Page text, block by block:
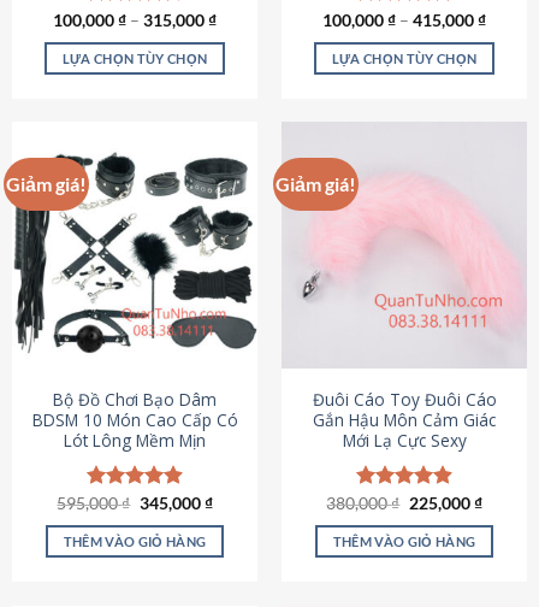
phẩm
Được xếp
hạng4.33
5 sao
100,000₫ – 315,000₫
LỰA CHỌN TÙY CHỌN
có
nhiều
biến
thể.
Các
tùy
chọn
có
chọn
trên
trang
sản
phẩm
Được xếp
hạng4.94
5 sao
100,000₫ – 415,000₫
LỰA CHỌN TÙY CHỌN
biến
thể.
chọn
chọn
trên
trang
sản
phẩm
Giảm giá!
Bộ Đồ Chơi Bạo Dâm
BDSM 10 Món Cao Cấp Có
Lót Lông Mềm Mịn
Được xếp
hạng4.88
5 sao
595,000₫ Giá
là:
595,000 ₫.
345,000₫Giá
tại
THÊM VÀO GIỎ HÀNG
Giảm giá!
Đuôi Cáo Toy Đuôi Cáo
Gắn Hậu Môn Cảm Giác
Mới Lạ Cực Sexy
Được xếp
hạng4.88
5 sao
380,000₫ Giá
là:
380,000 ₫.
225,000₫Giá
tại
THÊM VÀO GIỎ HÀNG